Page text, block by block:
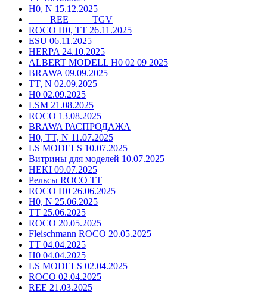
H0, N 15.12.2025
____ REE ____ TGV
ROCO H0, TT 26.11.2025
ESU 06.11.2025
HERPA 24.10.2025
ALBERT MODELL H0 02 09 2025
BRAWA 09.09.2025
TT, N 02.09.2025
H0 02.09.2025
LSM 21.08.2025
ROCO 13.08.2025
BRAWA РАСПРОДАЖА
H0, TT, N 11.07.2025
LS MODELS 10.07.2025
Витрины для моделей 10.07.2025
HEKI 09.07.2025
Рельсы ROCO TT
ROCO H0 26.06.2025
H0, N 25.06.2025
TT 25.06.2025
ROCO 20.05.2025
Fleischmann ROCO 20.05.2025
TT 04.04.2025
H0 04.04.2025
LS MODELS 02.04.2025
ROCO 02.04.2025
REE 21.03.2025